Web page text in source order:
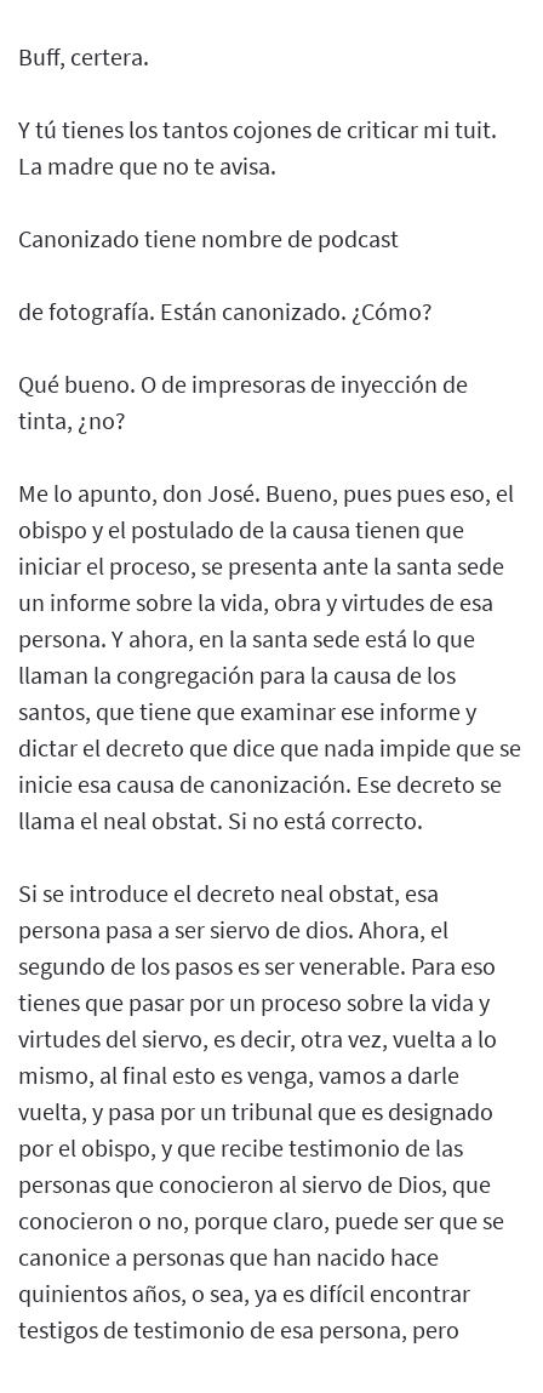
Buff, certera.
Y tú tienes los tantos cojones de criticar mi tuit.
La madre que no te avisa.
Canonizado tiene nombre de podcast
de fotografía. Están canonizado. ¿Cómo?
Qué bueno. O de impresoras de inyección de
tinta, ¿no?
Me lo apunto, don José. Bueno, pues pues eso, el
obispo y el postulado de la causa tienen que
iniciar el proceso, se presenta ante la santa sede
un informe sobre la vida, obra y virtudes de esa
persona. Y ahora, en la santa sede está lo que
llaman la congregación para la causa de los
santos, que tiene que examinar ese informe y
dictar el decreto que dice que nada impide que se
inicie esa causa de canonización. Ese decreto se
llama el neal obstat. Si no está correcto.
Si se introduce el decreto neal obstat, esa
persona pasa a ser siervo de dios. Ahora, el
segundo de los pasos es ser venerable. Para eso
tienes que pasar por un proceso sobre la vida y
virtudes del siervo, es decir, otra vez, vuelta a lo
mismo, al final esto es venga, vamos a darle
vuelta, y pasa por un tribunal que es designado
por el obispo, y que recibe testimonio de las
personas que conocieron al siervo de Dios, que
conocieron o no, porque claro, puede ser que se
canonice a personas que han nacido hace
quinientos años, o sea, ya es difícil encontrar
testigos de testimonio de esa persona, pero